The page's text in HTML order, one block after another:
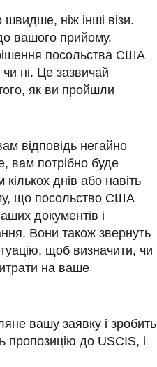
швидше, ніж інші візи.
вашого прийому.
посольства США
ні. Це зазвичай
як ви пройшли
відповідь негайно
вам потрібно буде
днів або навіть
що посольство США
документів і
Вони також звернуть
щоб визначити, чи
на ваше
вашу заявку і зробить
пропозицію до USCIS, і